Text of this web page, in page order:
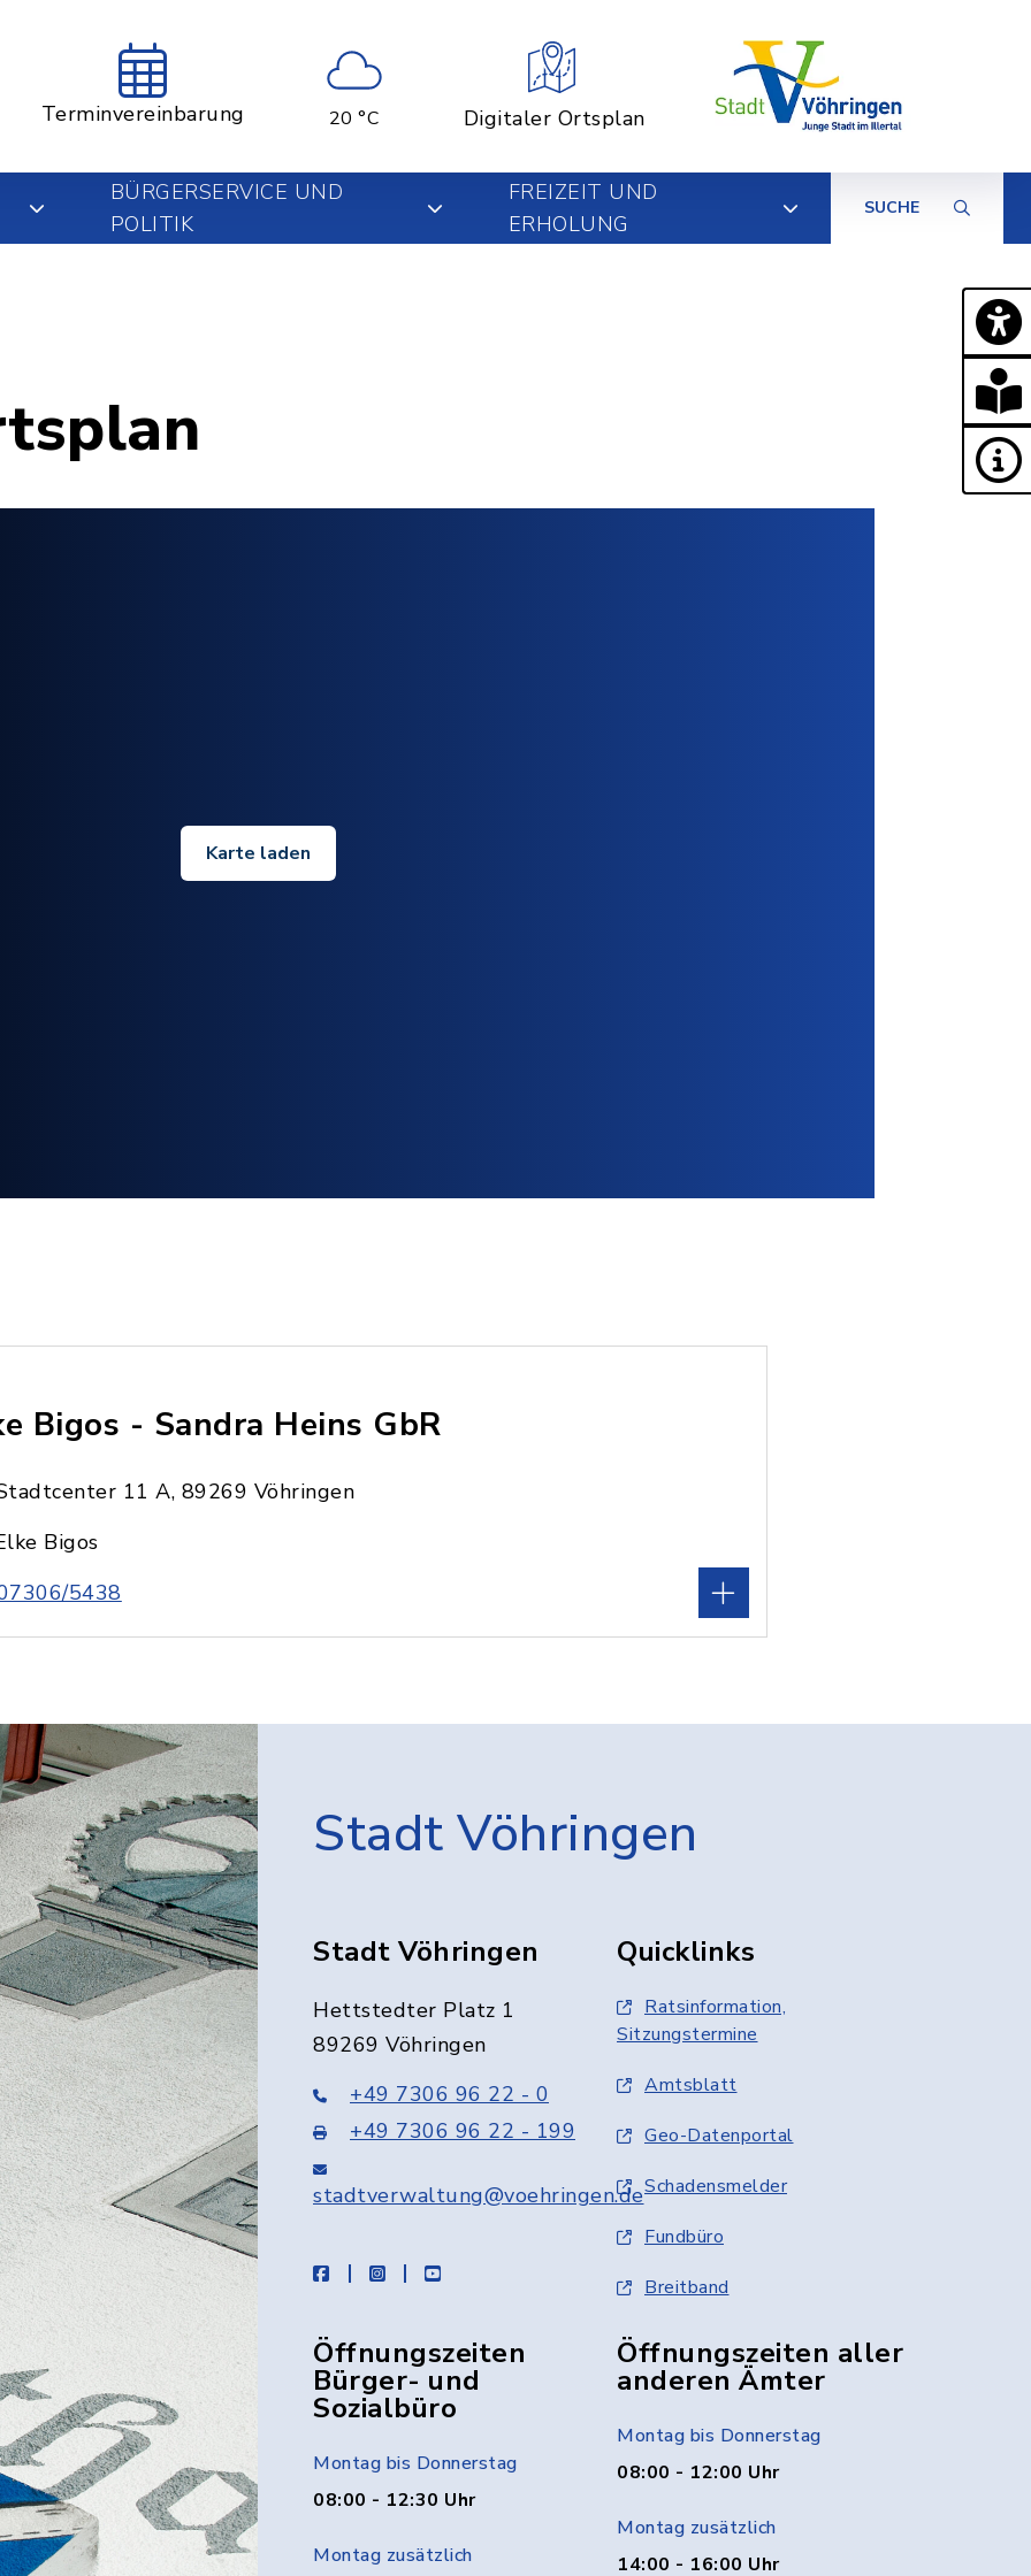
Terminvereinbarung 20 °C Digitaler Ortsplan
BÜRGERSERVICE UND
POLITIK
FREIZEIT UND
ERHOLUNG
SUCHE
Karte laden
Bigos - Sandra Heins GbR
11 A, 89269 Vöhringen
Bigos
5438
Stadt Vöhringen
Stadt Vöhringen
Hettstedter Platz 1
89269 Vöhringen
+49 7306 96 22 - 0
+49 7306 96 22 - 199
stadtverwaltung@voehringen.de
facebookinstagramyoutube
Quicklinks
Ratsinformation,
Sitzungstermine
Amtsblatt
Geo-Datenportal
Schadensmelder
Fundbüro
Breitband
Öffnungszeiten
Bürger- und
Sozialbüro
Montag bis Donnerstag
08:00 - 12:30 Uhr
Montag zusätzlich
Öffnungszeiten aller
anderen Ämter
Montag bis Donnerstag
08:00 - 12:00 Uhr
Montag zusätzlich
14:00 - 16:00 Uhr